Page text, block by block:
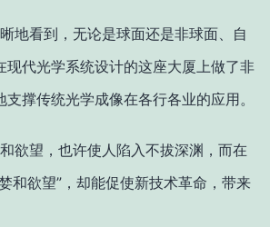
地看到，无论是球面还是非球面、自
现代光学系统设计的这座大厦上做了非
撑传统光学成像在各行各业的应用。
欲望，也许使人陷入不拔深渊，而在
和欲望”，却能促使新技术革命，带来